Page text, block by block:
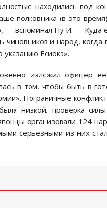
находились под
полковника (в это
— вспоминал Пу И. — Куда
чиновников и народ, когда
указанию Ёсиока».
изложил офицер
в том, чтобы быть в
Пограничные
низкой, проверка
организовали 124
серьезными из них